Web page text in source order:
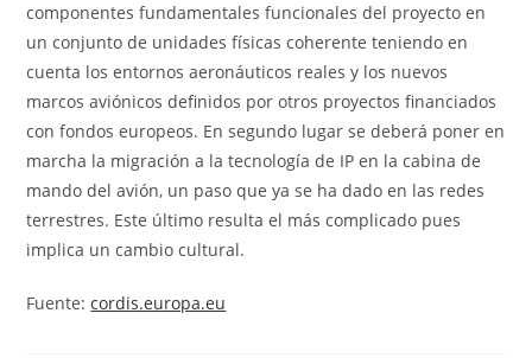
componentes fundamentales funcionales del proyecto en
un conjunto de unidades físicas coherente teniendo en
cuenta los entornos aeronáuticos reales y los nuevos
marcos aviónicos definidos por otros proyectos financiados
con fondos europeos. En segundo lugar se deberá poner en
marcha la migración a la tecnología de IP en la cabina de
mando del avión, un paso que ya se ha dado en las redes
terrestres. Este último resulta el más complicado pues
implica un cambio cultural.
Fuente:cordis.europa.eu